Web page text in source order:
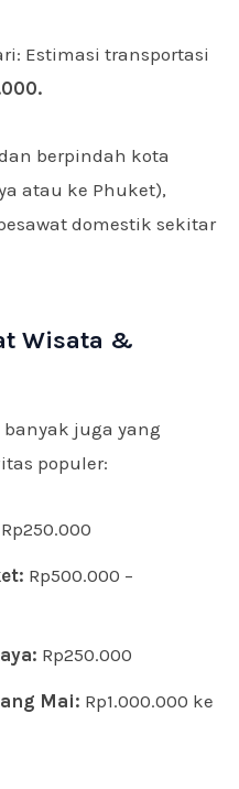
Estimasi transportasi
berpindah kota
atau ke Phuket),
domestik sekitar
Wisata &
juga yang
populer:
Rp250.000
Rp500.000 –
Rp250.000
Mai: Rp1.000.000 ke